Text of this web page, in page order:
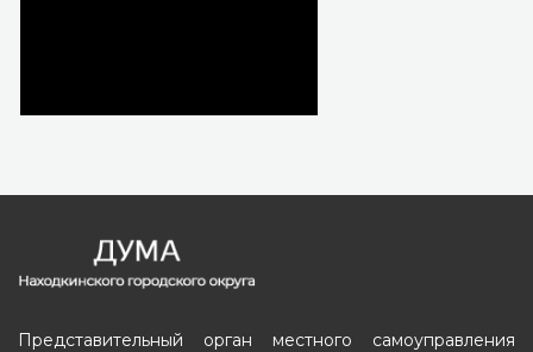
Представительный орган местного самоуправления